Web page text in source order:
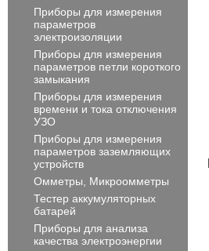
Приборы для измерения
параметров
электроизоляции
Приборы для измерения
параметров петли короткого
замыкания
Приборы для измерения
времени и тока отключения
УЗО
Приборы для измерения
параметров заземляющих
устройств
Омметры, Микроомметры
Тестер аккумуляторных
батарей
Приборы для анализа
качества электроэнергии